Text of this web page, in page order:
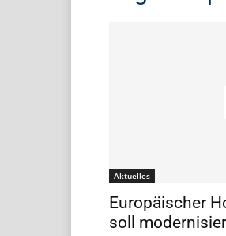
Aktuelles
Europäischer
soll